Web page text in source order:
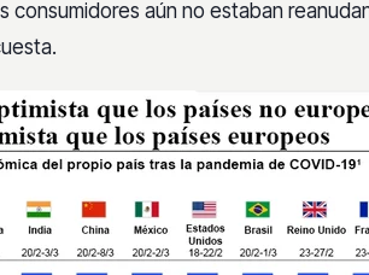
consumidores aún no estaban